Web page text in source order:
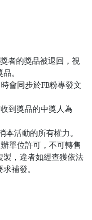
者的獎品被退回，視
。
會同步於FB粉專發文
到獎品的中獎人為
本活動的所有權力。
單位許可，不可轉售
製，違者如經查獲依法
補發。